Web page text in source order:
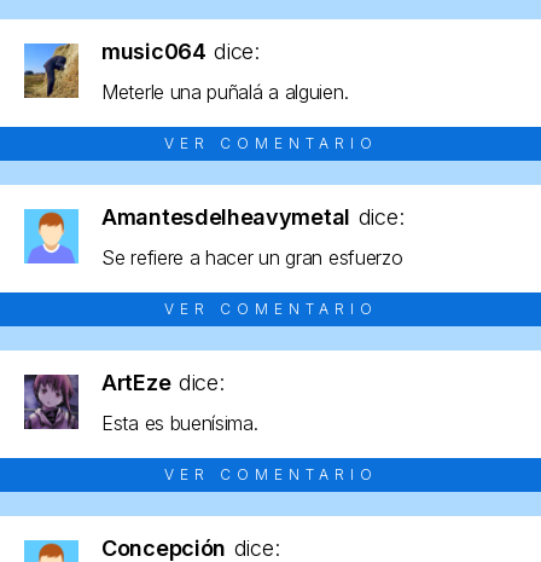
music064 dice:
Meterle una puñalá a alguien.
VER COMENTARIO
Amantesdelheavymetal dice:
Se refiere a hacer un gran esfuerzo
VER COMENTARIO
ArtEze dice:
Esta es buenísima.
VER COMENTARIO
Concepción dice: